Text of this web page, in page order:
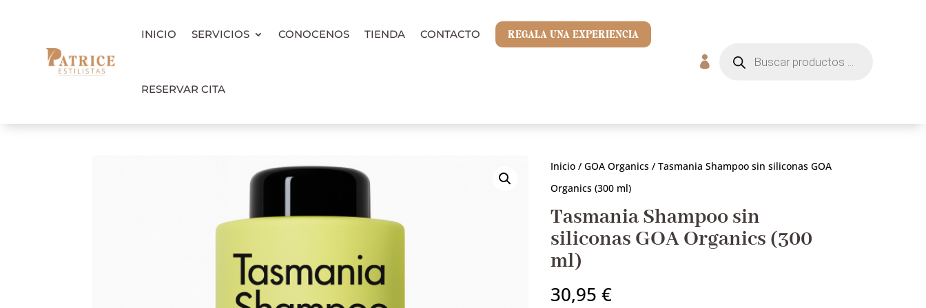
INICIO SERVICIOS CONOCENOS TIENDA CONTACTO REGALA UNA EXPERIENCIA
RESERVAR CITA

productos
Inicio/ GOA Organics/ Tasmania Shampoo sin siliconas GOA
Organics (300 ml)
Tasmania Shampoo sin
siliconas GOA Organics (300
ml)
30,95 €